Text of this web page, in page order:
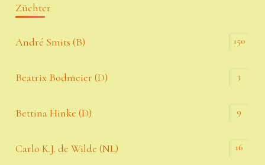
Züchter
André Smits (B) 150
Beatrix Bodmeier (D) 3
Bettina Hinke (D) 9
Carlo K.J. de Wilde (NL) 16